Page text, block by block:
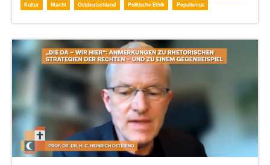
Kultur
Macht Ostdeutschland Politische Ethik Populismus